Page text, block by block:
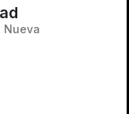
Nueva